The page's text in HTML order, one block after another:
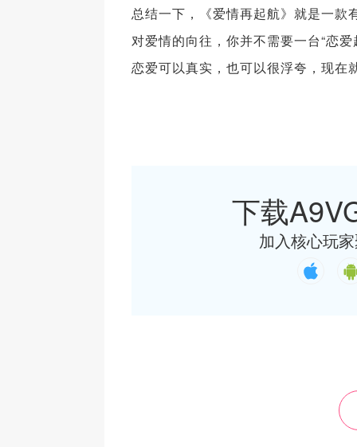
总结一下，《爱情再起航》就是一款
对爱情的向往，你并不需要一台“恋
恋爱可以真实，也可以很浮夸，现在
下载
加入核心玩